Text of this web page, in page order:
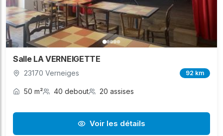
Salle LA VERNEIGETTE
23170 Verneiges 92 km
50 m² 40 debout 20 assises
Voir les détails